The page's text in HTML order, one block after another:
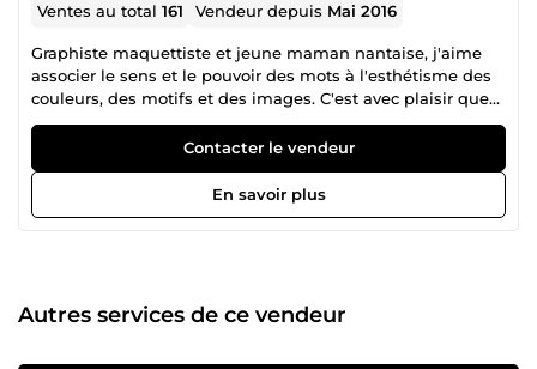
Ventes au total161 Vendeur depuis Mai 2016
Graphiste maquettiste et jeune maman nantaise, j'aime
associer le sens et le pouvoir des mots à l'esthétisme des
couleurs, des motifs et des images. C'est avec plaisir que
je vous propose mes différentes créations sur 5euros.com !
Contacter le vendeur
En savoir plus
Autres services de ce vendeur